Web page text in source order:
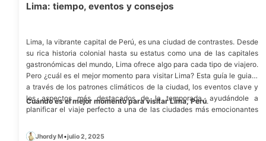
Lima: tiempo, eventos y consejos
Lima, la vibrante capital de Perú, es una ciudad de contrastes. Desde
su rica historia colonial hasta su estatus como una de las capitales
gastronómicas del mundo, Lima ofrece algo para cada tipo de viajero.
Pero ¿cuál es el mejor momento para visitar Lima? Esta guía le guiará
a través de los patrones climáticos de la ciudad, los eventos clave y
los aspectos más destacados de la temporada, ayudándole a
planificar el viaje perfecto a una de las ciudades más emocionantes
Cuándo es el mejor momento para visitar Lima, Perú.
Jhordy M•julio 2, 2025